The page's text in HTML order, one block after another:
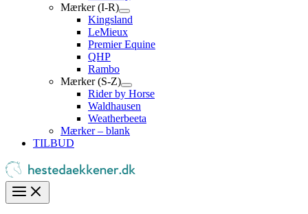
Mærker (I-R)
Kingsland
LeMieux
Premier Equine
QHP
Rambo
Mærker (S-Z)
Rider by Horse
Waldhausen
Weatherbeeta
Mærker – blank
TILBUD